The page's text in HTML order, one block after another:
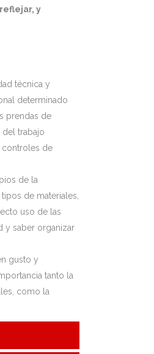
y
técnica y
determinado
prendas de
del trabajo
controles de
de la
de materiales,
uso de las
y saber organizar
gusto y
tanto la
como la